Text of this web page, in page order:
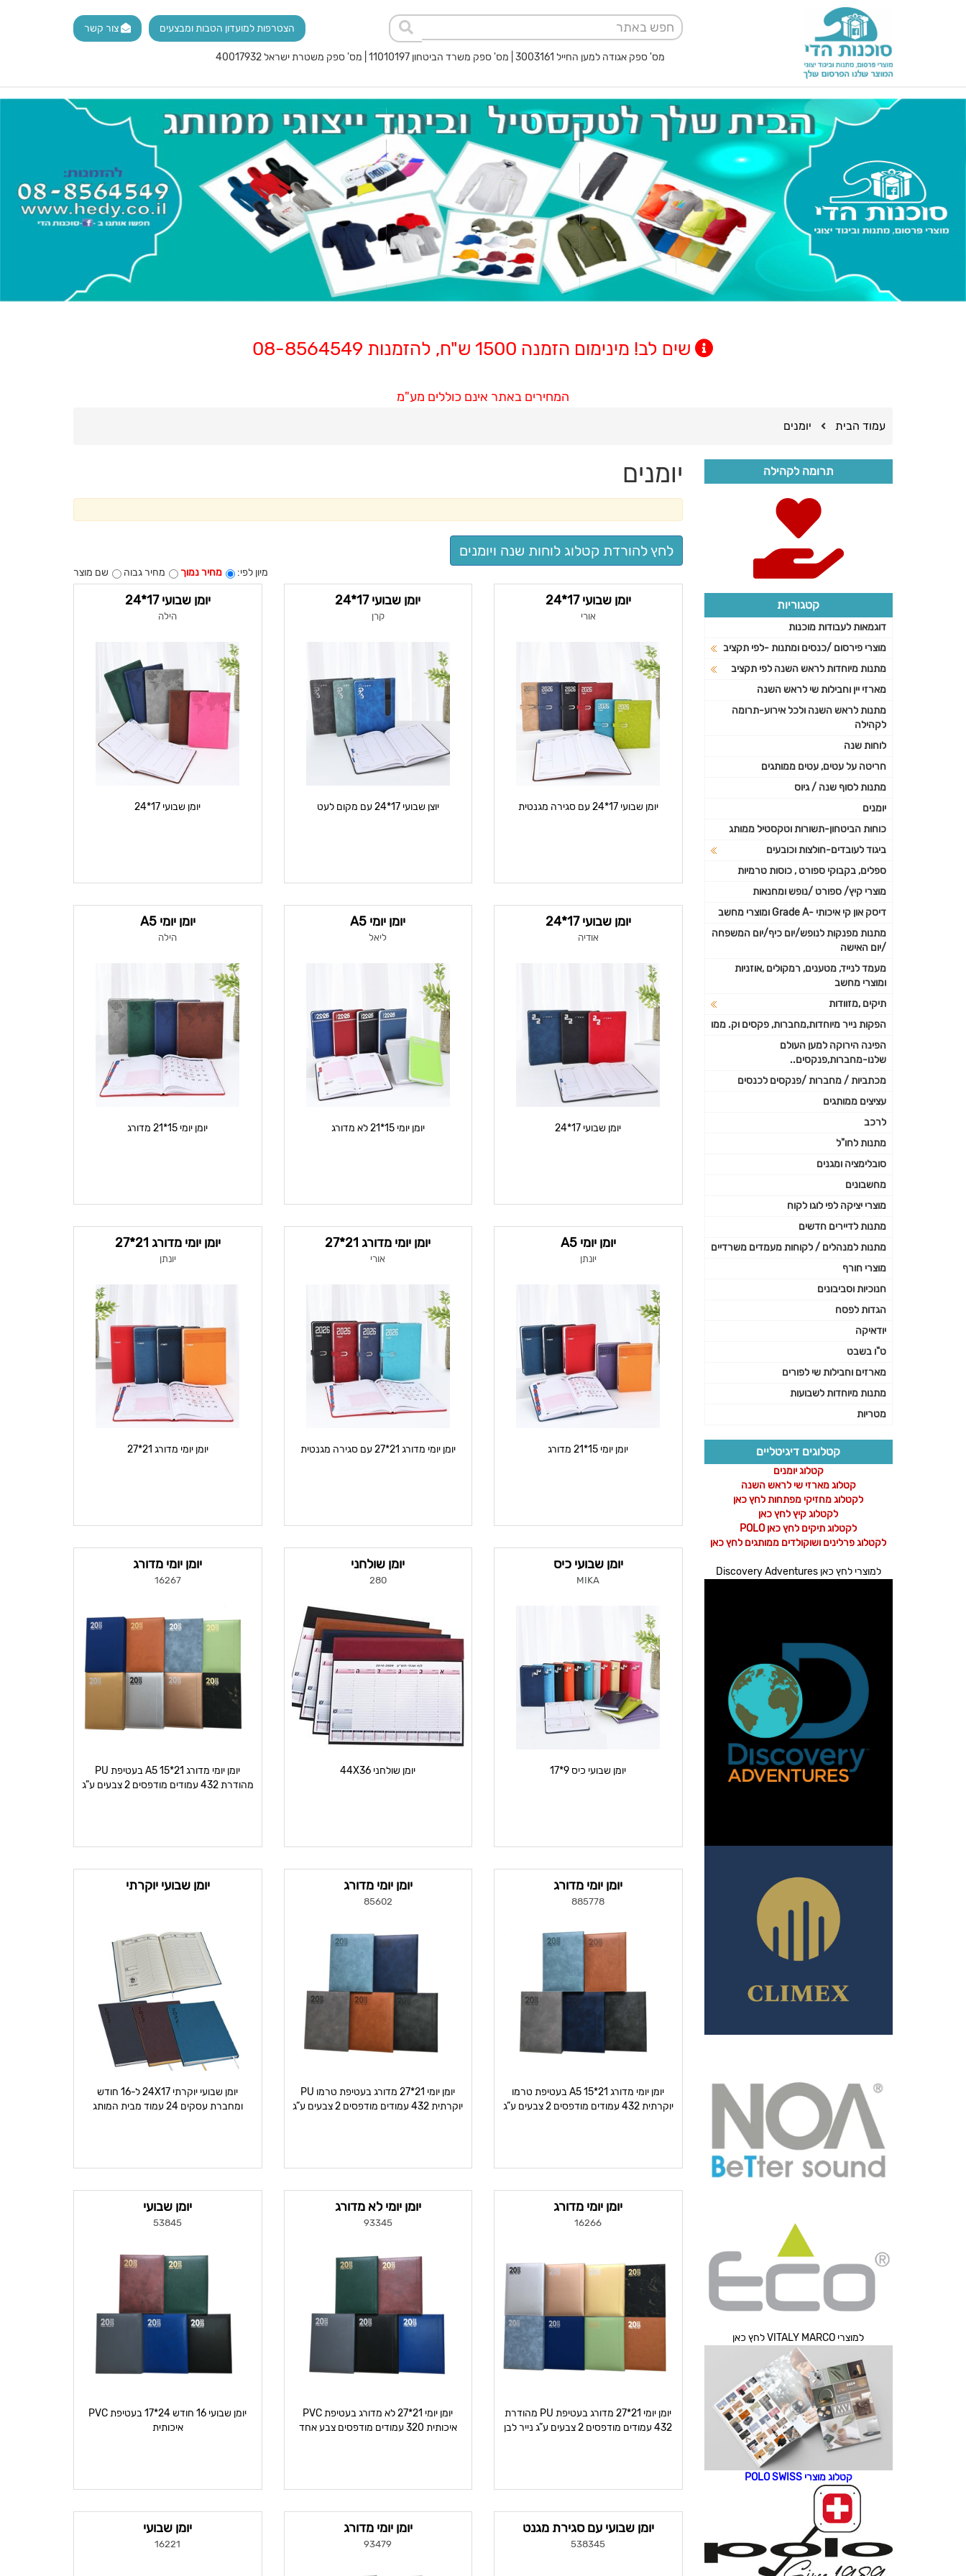
צור קשר הצטרפות למועדון הטבות ומבצעים
מס' ספק אגודה למען החייל 3003161 | מס' ספק משרד הביטחון 11010197 | מס' ספק משטרת ישראל 40017932
שים לב! מינימום הזמנה 1500 ש"ח, להזמנות 08-8564549
המחירים באתר אינם כוללים מע"מ
עמוד הבית יומנים
יומנים
לחץ להורדת קטלוג לוחות שנה ויומנים
מיון לפי: מחיר נמוך מחיר גבוה שם מוצר
יומן שבועי 17*24
אורי
יומן שבועי 17*24 עם סגירה מגנטית
יומן שבועי 17*24
קרן
יוצן שבועי 17*24 עם מקום לעט
יומן שבועי 17*24
הילה
יומן שבועי 17*24
יומן שבועי 17*24
אודיה
יומן שבועי 17*24
יומן יומי A5
ליאל
יומן יומי 15*21 לא מדורג
יומן יומי A5
הילה
יומן יומי 15*21 מדורג
יומן יומי A5
יונתן
יומן יומי 15*21 מדורג
יומן יומי מדורג 21*27
אורי
יומן יומי מדורג 21*27 עם סגירה מגנטית
יומן יומי מדורג 21*27
יונתן
יומן יומי מדורג 21*27
יומן שבועי כיס
MIKA
יומן שבועי כיס 9*17
יומן שולחני
280
יומן שולחני 44X36
יומן יומי מדורג
16267
יומן יומי מדורג A5 15*21 בעטיפת PU
מהודרת 432 עמודים מודפסים 2 צבעים ע”ג
יומן יומי מדורג
885778
יומן יומי מדורג A5 15*21 בעטיפת טרמו
יוקרתית 432 עמודים מודפסים 2 צבעים ע”ג
יומן יומי מדורג
85602
יומן יומי 21*27 מדורג בעטיפת טרמו PU
יוקרתית 432 עמודים מודפסים 2 צבעים ע”ג
יומן שבועי יוקרתי
יומן שבועי יוקרתי 24X17 ל-16 חודש
ומחברת עסקים 24 עמוד מבית המותג
יומן יומי מדורג
16266
יומן יומי 21*27 מדורג בעטיפת PU מהודרת
432 עמודים מודפסים 2 צבעים ע”ג נייר לבן
יומן יומי לא מדורג
93345
יומן יומי 21*27 לא מדורג בעטיפת PVC
איכותית 320 עמודים מודפסים צבע אחד
יומן שבועי
53845
יומן שבועי 16 חודש 24*17 בעטיפת PVC
איכותית
יומן שבועי עם סגירת מגנט
538345
יומן יומי מדורג
93479
יומן שבועי
16221
תרומה לקהילה
קטגוריות
דוגמאות לעבודות מוכנות
מוצרי פירסום /כנסים ומתנות -לפי תקציב
מתנות מיוחדות לראש השנה לפי תקציב
מארזי יין וחבילות שי לראש השנה
מתנות לראש השנה ולכל אירוע-תרומה
לקהילה
לוחות שנה
חריטה על עטים, עטים ממותגים
מתנות לסוף שנה / גיוס
יומנים
כוחות הביטחון-תשורות וטקסטיל ממותג
ביגוד לעובדים-חולצות וכובעים
ספלים, בקבוקי ספורט , כוסות טרמיות
מוצרי קיץ/ ספורט /נופש ומחנאות
דיסק און קי איכותי -Grade A ומוצרי מחשב
מתנות מפנקות לנופש/יום כיף/יום המשפחה
/יום האישה
מעמד לנייד, מטענים, רמקולים ,אוזניות
ומוצרי מחשב
תיקים ,מזוודות
הפקות נייר מיוחדות,מחברות, פקסים וק. ממו
הפינה הירוקה למען העולם
שלנו-מחברות,פנקסים..
מכתביות / מחברות /פנקסים לכנסים
עציצים ממותגים
לרכב
מתנות לחו"ל
סובלימציה ומגנים
מחשבונים
מוצרי יציקה לפי לוגו לקוח
מתנות לדיירים חדשים
מתנות למנהלים / לקוחות מעמדים משרדיים
מוצרי חורף
חנוכיות וסביבונים
הגדות לפסח
יודאיקה
ט"ו בשבט
מארזים וחבילות שי לפורים
מתנות מיוחדות לשבועות
מטריות
קטלוגים דיגיטליים
קטלוג יומנים
קטלוג מארזי שי לראש השנה
לקטלוג מחזיקי מפתחות לחץ כאן
לקטלוג קיץ לחץ כאן
לקטלוג תיקים לחץ כאן POLO
לקטלוג פרלינים ושוקולדים ממותגים לחץ כאן
למוצרי לחץ כאן Discovery Adventures
למוצרי VITALY MARCO לחץ כאן
קטלוג מוצרי POLO SWISS